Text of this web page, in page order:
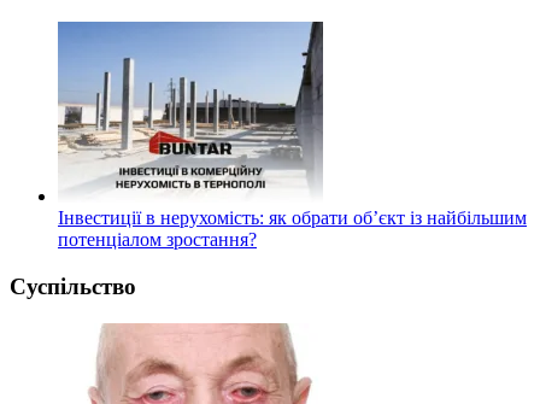
Інвестиції в нерухомість: як обрати об’єкт із найбільшим
потенціалом зростання?
Суспільство